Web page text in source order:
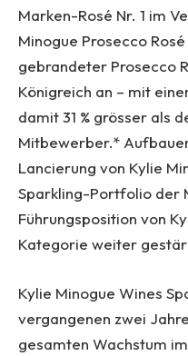
Marken-Rosé Nr. 1 im
Minogue Prosecco
gebrandeter Prosecco
Königreich an – mit
damit 31 % grösser als
Mitbewerber.*
Lancierung von Kylie
Sparkling-Portfolio der
Führungsposition von
Kategorie weiter
Kylie Minogue Wines
vergangenen zwei
gesamten Wachstum